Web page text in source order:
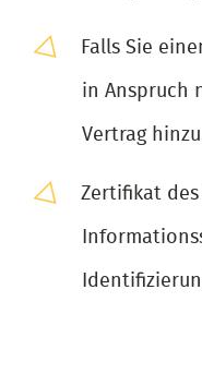
Falls Sie
in Anspruch
Vertrag
Zertifikat